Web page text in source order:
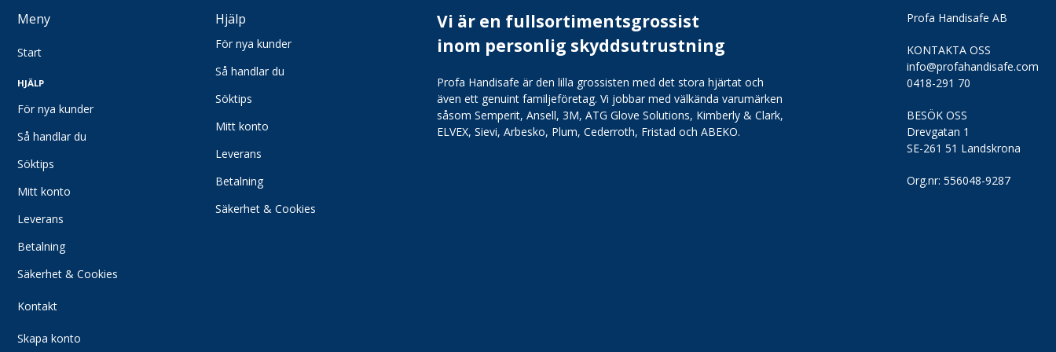
Förkläden
Vinterkläder
Västar
Regnkläder
Renrum- och ESD-kläder
Värmeskydds- kläder
Varselkläder
Hantverkskläder
Profilkläder
Kläder Övrigt
Engångskläder
Vi är en fullsortimentsgrossist
inom personlig skyddsutrustning
Profa Handisafe är den lilla grossisten med det stora hjärtat och
även ett genuint familjeföretag. Vi jobbar med välkända varumärken
såsom Semperit, Ansell, 3M, ATG Glove Solutions, Kimberly & Clark,
ELVEX, Sievi, Arbesko, Plum, Cederroth, Fristad och ABEKO.
Profa Handisafe AB
KONTAKTA OSS
info@profahandisafe.com
0418-291 70
BESÖK OSS
Drevgatan 1
SE-261 51 Landskrona
Org.nr: 556048-9287
Meny
Start
HJÄLP
För nya kunder
Så handlar du
Söktips
Mitt konto
Leverans
Betalning
Säkerhet & Cookies
Kontakt
Skapa konto
Hjälp
För nya kunder
Så handlar du
Söktips
Mitt konto
Leverans
Betalning
Säkerhet & Cookies